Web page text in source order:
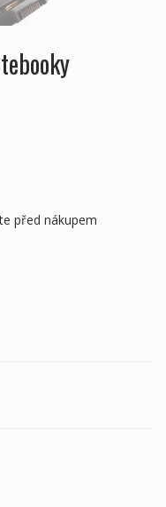
před nákupem